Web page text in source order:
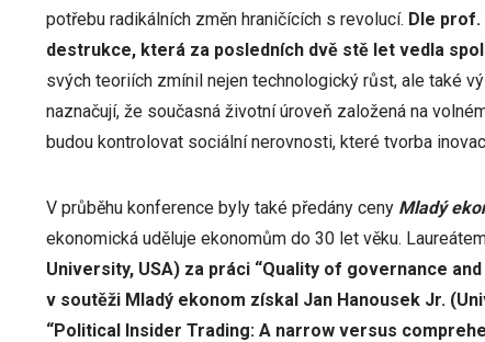
potřebu radikálních změn hraničících s revolucí. Dle
destrukce, která za posledních dvě stě let vedla
svých teoriích zmínil nejen technologický růst, ale také
naznačují, že současná životní úroveň založená na
budou kontrolovat sociální nerovnosti, které tvorba
V průběhu konference byly také předány ceny Mladý
ekonomická uděluje ekonomům do 30 let věku.
University, USA) za práci “Quality of governance
v soutěži Mladý ekonom získal Jan Hanousek Jr.
“Political Insider Trading: A narrow versus